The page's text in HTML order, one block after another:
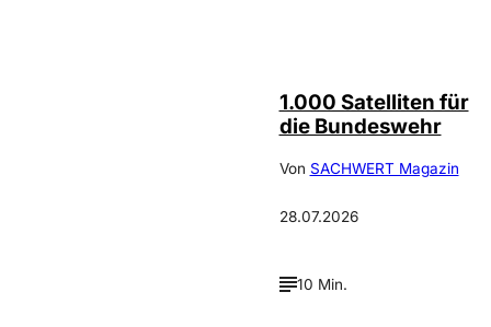
1.000 Satelliten für
die Bundeswehr
Von SACHWERT Magazin
28.07.2026
10 Min.